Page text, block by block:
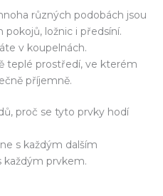
různých podobách jsou
ložnic i předsíní.
v koupelnách.
teplé prostředí, ve kterém
příjemně.
proč se tyto prvky hodí
s každým dalším
každým prvkem.